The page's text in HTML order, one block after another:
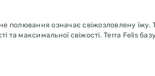
полювання означає свіжозловлену їжу.
максимальної свіжості. Terra Felis
людини і якісно відрізняються від